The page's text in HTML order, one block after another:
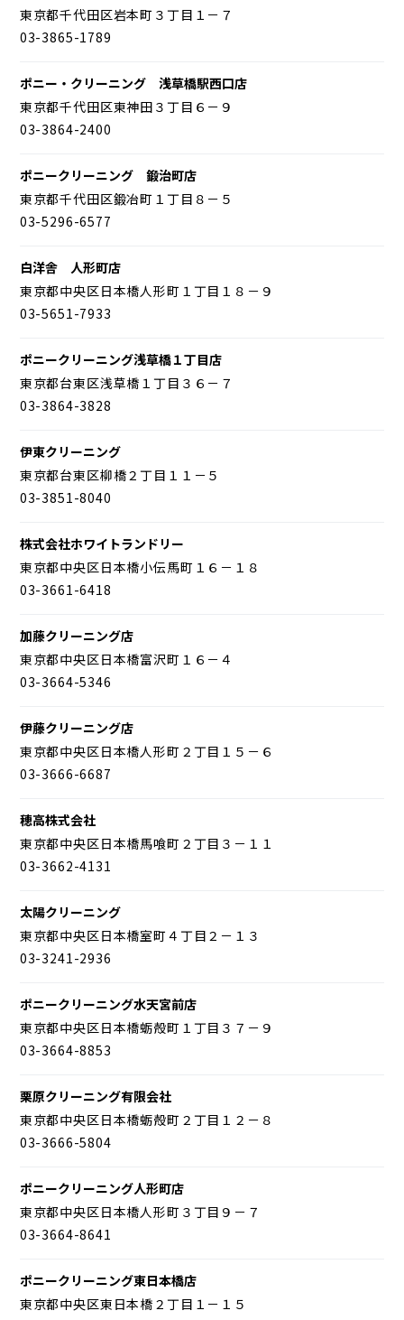
東京都千代田区岩本町３丁目１－７
03-3865-1789
ポニー・クリーニング 浅草橋駅西口店
東京都千代田区東神田３丁目６－９
03-3864-2400
ポニークリーニング 鍛治町店
東京都千代田区鍛冶町１丁目８－５
03-5296-6577
白洋舎 人形町店
東京都中央区日本橋人形町１丁目１８－９
03-5651-7933
ポニークリーニング浅草橋１丁目店
東京都台東区浅草橋１丁目３６－７
03-3864-3828
伊東クリーニング
東京都台東区柳橋２丁目１１－５
03-3851-8040
株式会社ホワイトランドリー
東京都中央区日本橋小伝馬町１６－１８
03-3661-6418
加藤クリーニング店
東京都中央区日本橋富沢町１６－４
03-3664-5346
伊藤クリーニング店
東京都中央区日本橋人形町２丁目１５－６
03-3666-6687
穂高株式会社
東京都中央区日本橋馬喰町２丁目３－１１
03-3662-4131
太陽クリーニング
東京都中央区日本橋室町４丁目２－１３
03-3241-2936
ポニークリーニング水天宮前店
東京都中央区日本橋蛎殻町１丁目３７－９
03-3664-8853
栗原クリーニング有限会社
東京都中央区日本橋蛎殻町２丁目１２－８
03-3666-5804
ポニークリーニング人形町店
東京都中央区日本橋人形町３丁目９－７
03-3664-8641
ポニークリーニング東日本橋店
東京都中央区東日本橋２丁目１－１５